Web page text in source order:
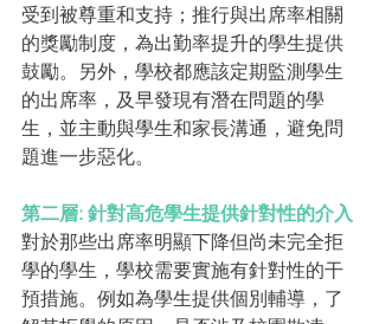
受到被尊重和支持；推行與出席率相關
的獎勵制度，為出勤率提升的學生提供
鼓勵。另外，學校都應該定期監測學生
的出席率，及早發現有潛在問題的學
生，並主動與學生和家長溝通，避免問
題進一步惡化。
第二層: 針對高危學生提供針對性的介入
對於那些出席率明顯下降但尚未完全拒
學的學生，學校需要實施有針對性的干
預措施。例如為學生提供個別輔導，了